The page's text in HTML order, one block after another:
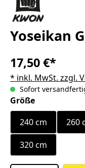
Yoseikan
17,50 €*
* inkl. MwSt. zzgl.
Sofort
Größeauswählen
240 cm
260
320 cm